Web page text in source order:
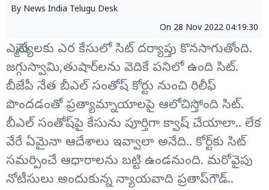
By News India Telugu Desk
On 28 Nov 2022 04:19:30
ఎమ్మెల్యేలకు ఎర కేసులో సిట్ దర్యాప్తు కొనసాగుతోంది.
జగ్గుస్వామి,తుషార్‌లను వెదికే పనిలో ఉంది సిట్.
బీజేపీ నేత బీఎల్‌ సంతోష్‌ కోర్టు నుంచి రిలీఫ్
పొందడంతో ప్రత్యామ్నాయాలపై ఆలోచిస్తోంది సిట్‌.
బీఎల్ సంతోష్‌పై కేసును పూర్తిగా క్వాష్ చేయాలా.. లేక
వేరే ఏమైనా ఆదేశాలు ఇవ్వాలా అనేది.. కోర్ట్‌కు సిట్
సమర్పించే ఆధారాలను బట్టి ఉండనుంది. మరోవైపు
నోటీసులు అందుకున్న న్యాయవాది ప్రతాప్‌గౌడ్‌..